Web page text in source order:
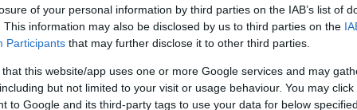
of your personal information by third parties on the IAB’s list of
This information may also be disclosed by us to third parties on the
Participants that may further disclose it to other third parties.
that this website/app uses one or more Google services and may
but not limited to your visit or usage behaviour. You may
to Google and its third-party tags to use your data for below